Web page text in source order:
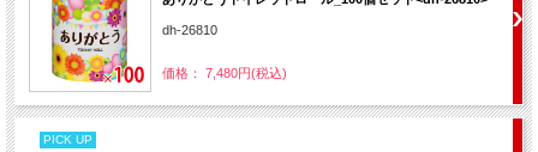
dh-26810
価格： 7,480円(税込)
PICK UP